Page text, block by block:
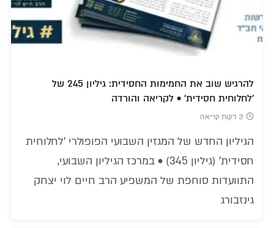
להרגיש שוב את החמימות החסידית: גיליון 245 של
'לחלוחית חסידית' • לקריאה והורדה
3 דקות קריאה
הגיליון החדש של המגזין השבועי הפופולרי 'לחלוחית
חסידית' (גיליון 345) • במרכז הגיליון השבועי,
התוועדות סוחפת של המשפיע הרב חיים לוי יצחק
גינזבורג